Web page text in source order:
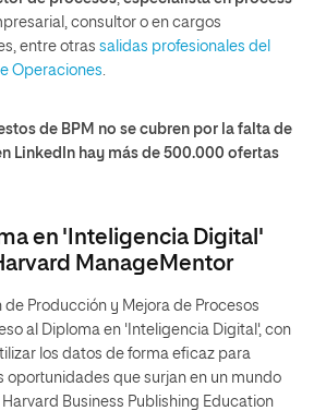
consultor o en cargos
entre otras salidas profesionales del
Operaciones
de BPM no se cubren por la falta de
LinkedIn hay más de 500.000 ofertas
en 'Inteligencia Digital'
ManageMentor
de Producción y Mejora de Procesos
al Diploma en 'Inteligencia Digital', con
los datos de forma eficaz para
oportunidades que surjan en un mundo
Business Publishing Education